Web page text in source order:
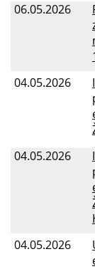
06.05.2026
04.05.2026
04.05.2026
04.05.2026